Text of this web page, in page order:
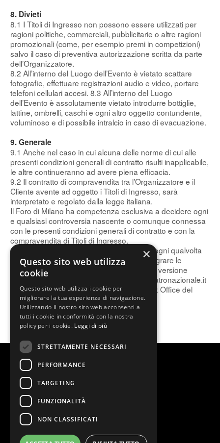
8. Divieti
8.1 I Titoli di Ingresso non possono essere utilizzati per
ragioni politiche, commerciali, pubblicitarie o altre ragioni
promozionali (come, per esempio premi in competizioni)
salvo il caso di preventiva autorizzazione scritta da parte
dell’Organizzatore.
8.2 All’interno del Luogo dell’Evento è vietato scattare
fotografie, effettuare registrazioni audio e video, portare
telefoni cellulari accesi. 8.3 All’interno del Luogo
dell’Evento è assolutamente vietato introdurre bottiglie,
lattine, ombrelli, caschi e ogni altro oggetto contundente,
voluminoso e di possibile intralcio in caso di evacuazione.
9. Generale
9.1 Anche nel caso in cui alcuna delle norme di cui alle
presenti condizioni generali di contratto risulti inapplicabile,
le altre continueranno ad avere piena efficacia.
9.2 Il contratto di compravendita tra l’Organizzatore e il
Cliente avente ad oggetto i Titoli di Ingresso, sarà
interpretato e regolato dalla legge italiana.
Il Foro di Milano ha competenza esclusiva a decidere ogni
e qualsiasi controversia nascente o comunque connessa
con le presenti condizioni generali di contratto e con la
compravendita di Titoli di Ingresso.
9.3 Stage Entertainment si riserva il diritto, ogni qualvolta
lo ritenga necessario, di emendare e/o integrare le
presenti condizioni generali di contratto. La versione
aggiornata sarà disponibile sul sito www.teatronazionale.it
oppure potrà essere visionata presso il Box Office del
Teatro Nazionale di Milano.
Stage Entertainment Srl
×
Questo sito web utilizza
cookie
Questo sito web utilizza i cookie per
migliorare la tua esperienza di navigazione.
Utilizzando il nostro sito web acconsenti a
tutti i cookie in conformità con la nostra
policy per i cookie. Leggi di più
STRETTAMENTE NECESSARI
PERFORMANCE
TARGETING
FUNZIONALITÀ
NON CLASSIFICATI